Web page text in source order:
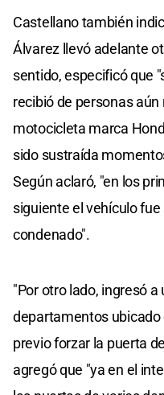
Castellano también
Álvarez llevó adelante
sentido, especificó que
recibió de personas
motocicleta marca
sido sustraída
Según aclaró, "en los
siguiente el vehículo
condenado".
"Por otro lado, ingresó a
departamentos ubicado
previo forzar la puerta
agregó que "ya en el